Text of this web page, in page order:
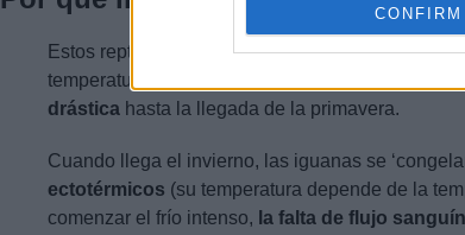
CONFIRM
Estos reptiles son parte de la fauna habitual de
temperaturas, aunque con la llegada del invierno,
drástica hasta la llegada de la primavera.
Cuando llega el invierno, las iguanas se
ectotérmicos (su temperatura depende de la
comenzar el frío intenso, la falta de flujo